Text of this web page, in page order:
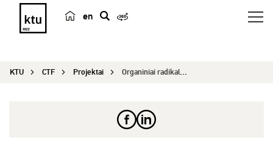
en
e
KTU CTF Projektai Organiniai radikaliniai spinduoliai, pasižyminty...